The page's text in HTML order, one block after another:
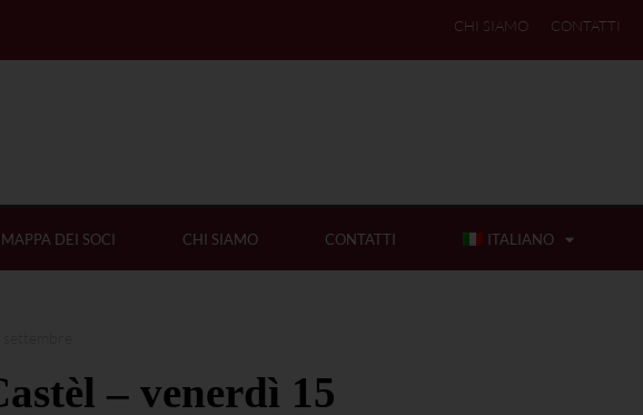
CHI SIAMO CONTATTI
MAPPA DEI SOCI CHI SIAMO CONTATTI ITALIANO
– venerdì 15